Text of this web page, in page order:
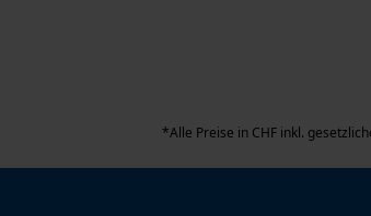
*Alle Preise in CHF inkl.